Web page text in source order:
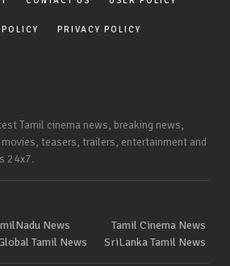
PRIVACY POLICY
Tamil cinema news, breaking news,
teasers, trailers, entertainment and
24x7.
News
Tamil Cinema News
Tamil News SriLanka Tamil News